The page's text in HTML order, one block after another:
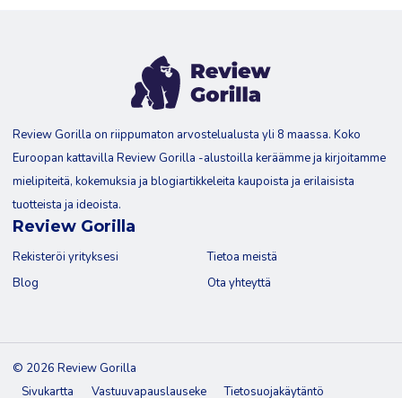
Review Gorilla on riippumaton arvostelualusta yli 8 maassa. Koko
Euroopan kattavilla Review Gorilla -alustoilla keräämme ja kirjoitamme
mielipiteitä, kokemuksia ja blogiartikkeleita kaupoista ja erilaisista
tuotteista ja ideoista.
Review Gorilla
Rekisteröi yrityksesi
Blog
Tietoa meistä
Ota yhteyttä
© 2026 Review Gorilla
Sivukartta
Vastuuvapauslauseke Tietosuojakäytäntö